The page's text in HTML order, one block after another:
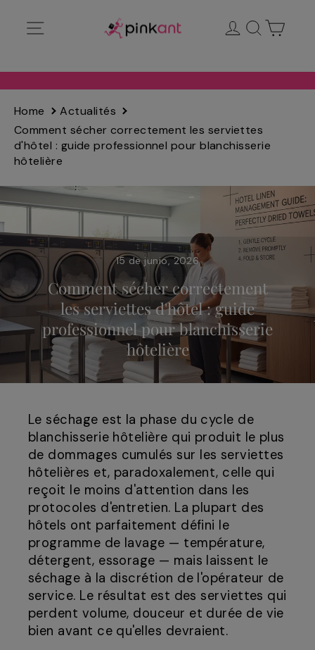
directamente
Ingresar
Buscar
Home
Actualités
Comment sécher correctement les serviettes
d'hôtel : guide professionnel pour blanchisserie
hôtelière
15 de junio, 2026
Comment sécher correctement
les serviettes d'hôtel : guide
professionnel pour blanchisserie
hôtelière
Le séchage est la phase du cycle de
blanchisserie hôtelière qui produit le plus
de dommages cumulés sur les serviettes
hôtelières et, paradoxalement, celle qui
reçoit le moins d'attention dans les
protocoles d'entretien. La plupart des
hôtels ont parfaitement défini le
programme de lavage — température,
détergent, essorage — mais laissent le
séchage à la discrétion de l'opérateur de
service. Le résultat est des serviettes qui
perdent volume, douceur et durée de vie
bien avant ce qu'elles devraient.